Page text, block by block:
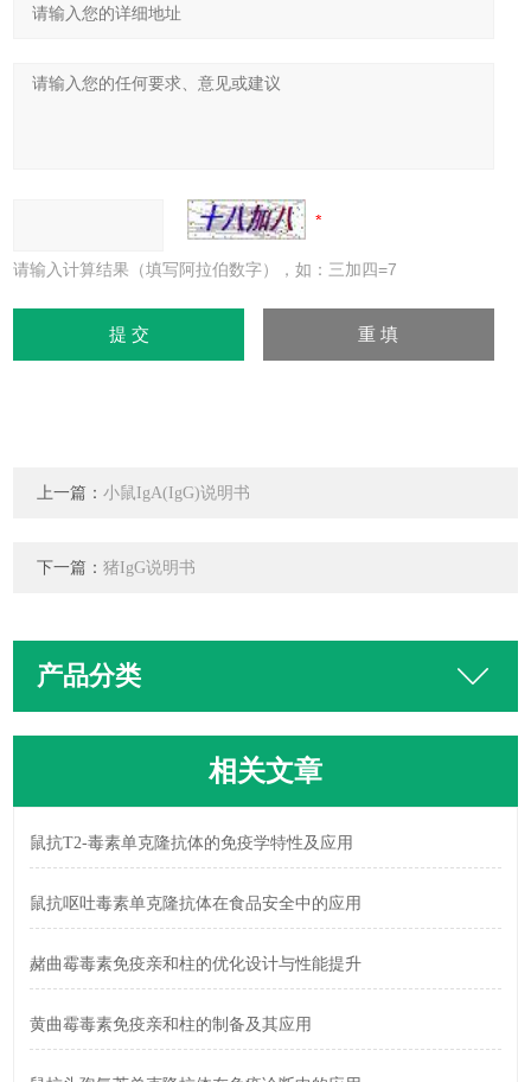
请输入计算结果（填写阿拉伯数字），如：三加四=7
上一篇：小鼠IgA(IgG)说明书
下一篇：猪IgG说明书
产品分类
相关文章
鼠抗T2-毒素单克隆抗体的免疫学特性及应用
鼠抗呕吐毒素单克隆抗体在食品安全中的应用
赭曲霉毒素免疫亲和柱的优化设计与性能提升
黄曲霉毒素免疫亲和柱的制备及其应用